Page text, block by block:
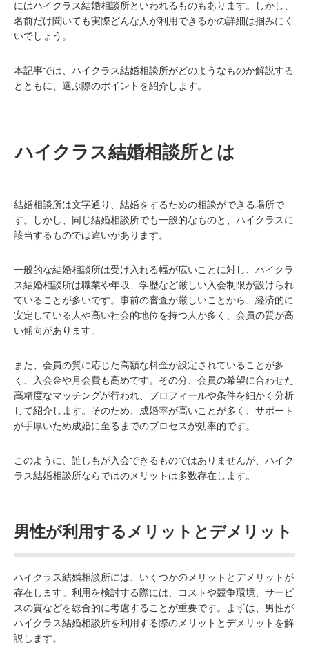
にはハイクラス結婚相談所といわれるものもあります。しかし、
名前だけ聞いても実際どんな人が利用できるかの詳細は掴みにく
いでしょう。
本記事では、ハイクラス結婚相談所がどのようなものか解説する
とともに、選ぶ際のポイントを紹介します。
ハイクラス結婚相談所とは
結婚相談所は文字通り、結婚をするための相談ができる場所で
す。しかし、同じ結婚相談所でも一般的なものと、ハイクラスに
該当するものでは違いがあります。
一般的な結婚相談所は受け入れる幅が広いことに対し、ハイクラ
ス結婚相談所は職業や年収、学歴など厳しい入会制限が設けられ
ていることが多いです。事前の審査が厳しいことから、経済的に
安定している人や高い社会的地位を持つ人が多く、会員の質が高
い傾向があります。
また、会員の質に応じた高額な料金が設定されていることが多
く、入会金や月会費も高めです。その分、会員の希望に合わせた
高精度なマッチングが行われ、プロフィールや条件を細かく分析
して紹介します。そのため、成婚率が高いことが多く、サポート
が手厚いため成婚に至るまでのプロセスが効率的です。
このように、誰しもが入会できるものではありませんが、ハイク
ラス結婚相談所ならではのメリットは多数存在します。
男性が利用するメリットとデメリット
ハイクラス結婚相談所には、いくつかのメリットとデメリットが
存在します。利用を検討する際には、コストや競争環境、サービ
スの質などを総合的に考慮することが重要です。まずは、男性が
ハイクラス結婚相談所を利用する際のメリットとデメリットを解
説します。